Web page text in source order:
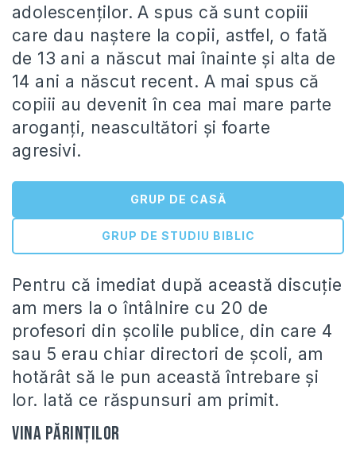
adolescenţilor. A spus că sunt copiii
care dau naştere la copii, astfel, o fată
de 13 ani a născut mai înainte şi alta de
14 ani a născut recent. A mai spus că
copiii au devenit în cea mai mare parte
aroganţi, neascultători şi foarte
agresivi.
GRUP DE CASĂ
GRUP DE STUDIU BIBLIC
Pentru că imediat după această discuţie
am mers la o întâlnire cu 20 de
profesori din şcolile publice, din care 4
sau 5 erau chiar directori de şcoli, am
hotărât să le pun această întrebare şi
lor. Iată ce răspunsuri am primit.
Vina părinţilor